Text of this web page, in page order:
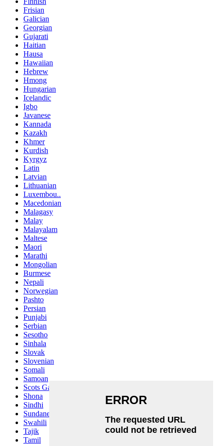
Frisian
Galician
Georgian
Gujarati
Haitian
Hausa
Hawaiian
Hebrew
Hmong
Hungarian
Icelandic
Igbo
Javanese
Kannada
Kazakh
Khmer
Kurdish
Kyrgyz
Latin
Latvian
Lithuanian
Luxembou..
Macedonian
Malagasy
Malay
Malayalam
Maltese
Maori
Marathi
Mongolian
Burmese
Nepali
Norwegian
Pashto
Persian
Punjabi
Serbian
Sesotho
Sinhala
Slovak
Slovenian
Somali
Samoan
Scots Gaelic
Shona
Sindhi
Sundanese
Swahili
Tajik
Tamil